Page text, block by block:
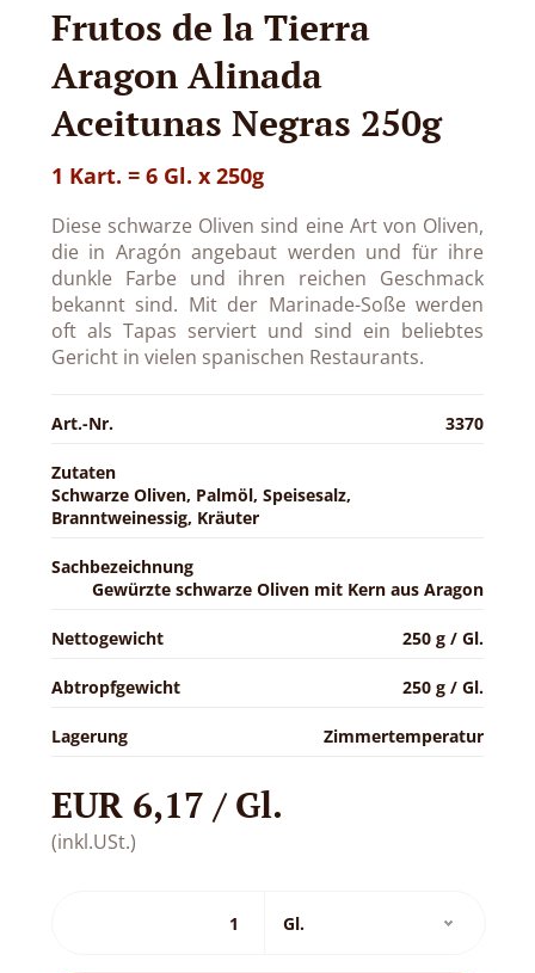
Frutos de la Tierra
Aragon Alinada
Aceitunas Negras 250g
1 Kart. = 6 Gl. x 250g
Diese schwarze Oliven sind eine Art von Oliven,
die in Aragón angebaut werden und für ihre
dunkle Farbe und ihren reichen Geschmack
bekannt sind. Mit der Marinade-Soße werden
oft als Tapas serviert und sind ein beliebtes
Gericht in vielen spanischen Restaurants.
Art.-Nr. 3370
Zutaten
Schwarze Oliven, Palmöl, Speisesalz,
Branntweinessig, Kräuter
Sachbezeichnung
Gewürzte schwarze Oliven mit Kern aus Aragon
Nettogewicht 250 g / Gl.
Abtropfgewicht 250 g / Gl.
Lagerung Zimmertemperatur
EUR 6,17 / Gl.
(inkl.USt.)